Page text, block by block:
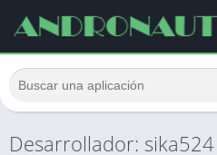
Desarrollador: sika524